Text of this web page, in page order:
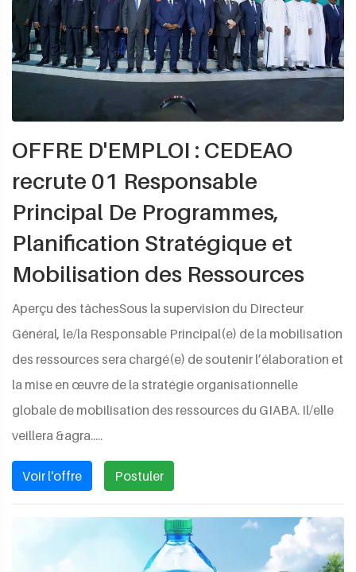
OFFRE D'EMPLOI : CEDEAO
recrute 01 Responsable
Principal De Programmes,
Planification Stratégique et
Mobilisation des Ressources
Aperçu des tâchesSous la supervision du Directeur
Général, le/la Responsable Principal(e) de la mobilisation
des ressources sera chargé(e) de soutenir l’élaboration et
la mise en œuvre de la stratégie organisationnelle
globale de mobilisation des ressources du GIABA. Il/elle
veillera &agra.....
Voir l'offre Postuler